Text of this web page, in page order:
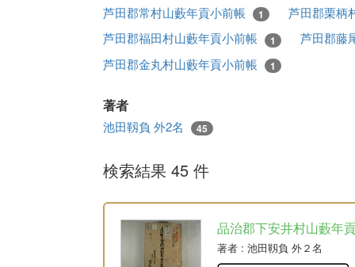
芦田郡常村山藪年貢小前帳
1
芦田郡栗柄
芦田郡福田村山藪年貢小前帳
1
芦田郡藤
芦田郡金丸村山藪年貢小前帳
1
著者
池田靱負 外2名 45
検索結果 45 件
品治郡下安井村山藪年
著者 : 池田靱負 外２名